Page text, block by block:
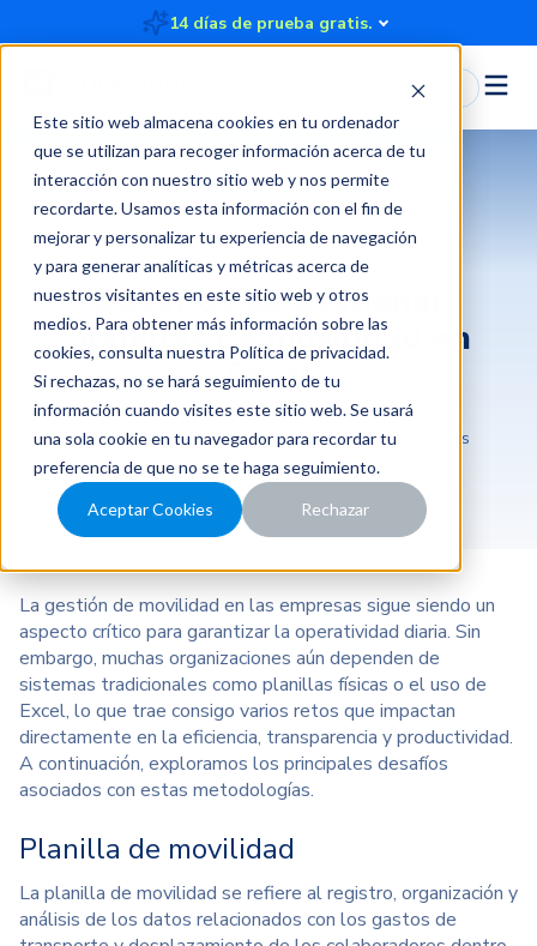
Este sitio web almacena cookies en tu ordenador
que se utilizan para recoger información acerca de tu
interacción con nuestro sitio web y nos permite
recordarte. Usamos esta información con el fin de
mejorar y personalizar tu experiencia de navegación
y para generar analíticas y métricas acerca de
nuestros visitantes en este sitio web y otros
medios. Para obtener más información sobre las
cookies, consulta nuestra Política de privacidad.
Si rechazas, no se hará seguimiento de tu
información cuando visites este sitio web. Se usará
una sola cookie en tu navegador para recordar tu
preferencia de que no se te haga seguimiento.
Aceptar Cookies Rechazar
14 días de prueba gratis.
Iniciar Sesión
Desafíos de gestionar
planillas de movilidad en
Excel
2024-12-31 14:07:30 4 minutos Rindegastos
La gestión de movilidad en las empresas sigue siendo un
aspecto crítico para garantizar la operatividad diaria. Sin
embargo, muchas organizaciones aún dependen de
sistemas tradicionales como planillas físicas o el uso de
Excel, lo que trae consigo varios retos que impactan
directamente en la eficiencia, transparencia y productividad.
A continuación, exploramos los principales desafíos
asociados con estas metodologías.
Planilla de movilidad
La planilla de movilidad se refiere al registro, organización y
análisis de los datos relacionados con los gastos de